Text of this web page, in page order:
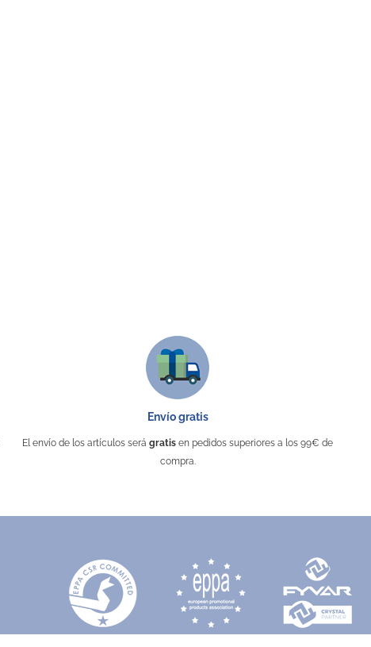
Envío gratis
El envío de los artículos será gratis en pedidos superiores a los 99€ de
compra.